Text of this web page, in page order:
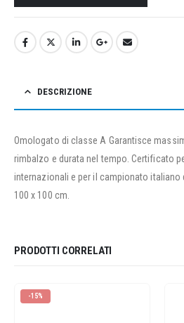
DESCRIZIONE
Omologato di classe A Garantisce
rimbalzo e durata nel tempo. Certificato
internazionali e per il campionato italiano
100 x 100 cm.
PRODOTTI CORRELATI
-15%